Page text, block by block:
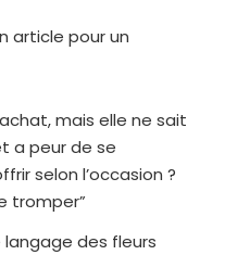
article pour un
mais elle ne sait
a peur de se
selon l’occasion ?
tromper”
langage des fleurs